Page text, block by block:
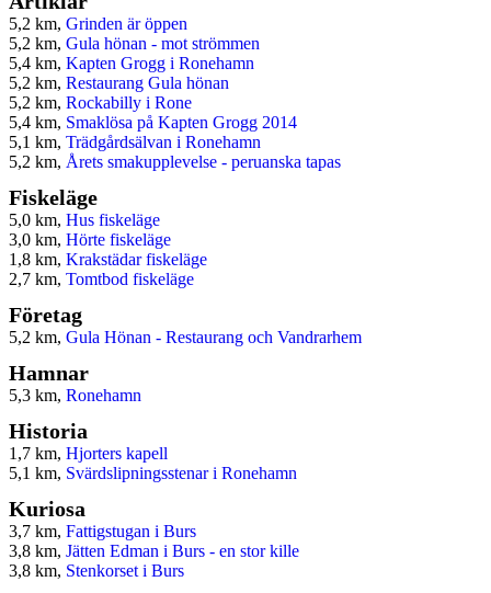
5,2 km, Grinden är öppen
5,2 km, Gula hönan - mot strömmen
5,4 km, Kapten Grogg i Ronehamn
5,2 km, Restaurang Gula hönan
5,2 km, Rockabilly i Rone
5,4 km, Smaklösa på Kapten Grogg 2014
5,1 km, Trädgårdsälvan i Ronehamn
5,2 km, Årets smakupplevelse - peruanska tapas
Fiskeläge
5,0 km, Hus fiskeläge
3,0 km, Hörte fiskeläge
1,8 km, Krakstädar fiskeläge
2,7 km, Tomtbod fiskeläge
Företag
5,2 km, Gula Hönan - Restaurang och Vandrarhem
Hamnar
5,3 km, Ronehamn
Historia
1,7 km, Hjorters kapell
5,1 km, Svärdslipningsstenar i Ronehamn
Kuriosa
3,7 km, Fattigstugan i Burs
3,8 km, Jätten Edman i Burs - en stor kille
3,8 km, Stenkorset i Burs